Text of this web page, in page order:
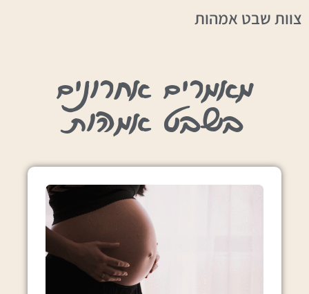
צוות שבט אמהות
מאמרים אחרונים
בשבט אמהות